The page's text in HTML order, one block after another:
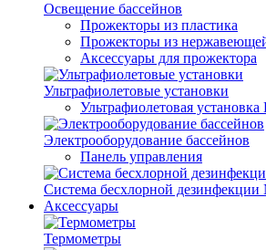
Освещение бассейнов
Прожекторы из пластика
Прожекторы из
Аксессуары для прожектора
Ультрафиолетовые установки
Ультрафиолетовая
Электрооборудование бассейнов
Панель управления
Система бесхлорной дезинфекции
Аксессуары
Термометры